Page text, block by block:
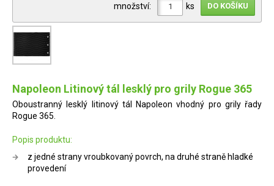
množství: ks
Napoleon Litinový tál lesklý pro grily Rogue 365
Oboustranný lesklý litinový tál Napoleon vhodný pro grily řady
Rogue 365.
Popis produktu:
z jedné strany vroubkovaný povrch, na druhé straně hladké
provedení